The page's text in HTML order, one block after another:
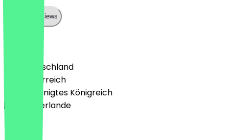
Show all reviews
🇩🇪 Deutschland
🇦🇹 Österreich
🇬🇧 Vereinigtes Königreich
🇳🇱 Niederlande